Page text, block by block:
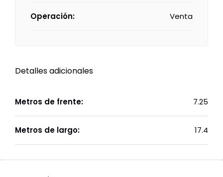
Operación: Venta
Detalles adicionales
Metros de frente: 7.25
Metros de largo: 17.4